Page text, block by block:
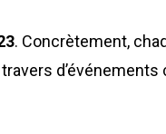
. Concrètement,